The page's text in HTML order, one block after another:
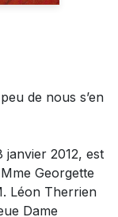
de nous s’en
janvier 2012, est
Georgette
Léon Therrien
Dame